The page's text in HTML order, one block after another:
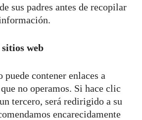
sus padres antes de recopilar
web
contener enlaces a
no operamos. Si hace clic
tercero, será redirigido a su
encarecidamente